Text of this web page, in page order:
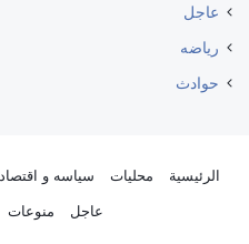
عاجل
رياضه
حوادث
الرئيسية محليات سياسه و اقتصاد
عاجل
منوعات